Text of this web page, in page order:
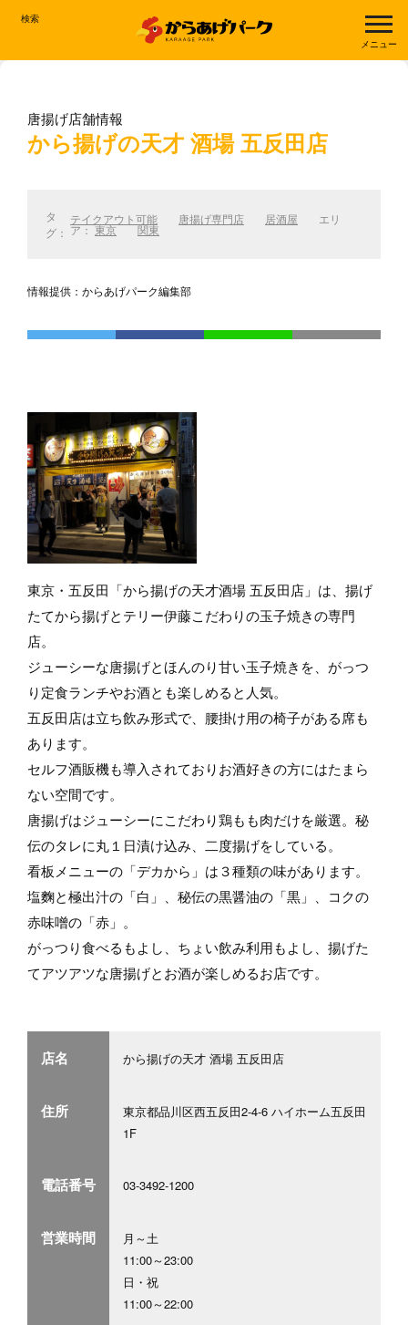
検索
メニュー
唐揚げ店舗情報
から揚げの天才 酒場 五反田店
タ
グ：
テイクアウト可能 唐揚げ専門店 居酒屋 エリ
ア：東京 関東
情報提供：からあげパーク編集部
東京・五反田「から揚げの天才酒場 五反田店」は、揚げ
たてから揚げとテリー伊藤こだわりの玉子焼きの専門
店。
ジューシーな唐揚げとほんのり甘い玉子焼きを、がっつ
り定食ランチやお酒とも楽しめると人気。
五反田店は立ち飲み形式で、腰掛け用の椅子がある席も
あります。
セルフ酒販機も導入されておりお酒好きの方にはたまら
ない空間です。
唐揚げはジューシーにこだわり鶏もも肉だけを厳選。秘
伝のタレに丸１日漬け込み、二度揚げをしている。
看板メニューの「デカから」は３種類の味があります。
塩麴と極出汁の「白」、秘伝の黒醤油の「黒」、コクの
赤味噌の「赤」。
がっつり食べるもよし、ちょい飲み利用もよし、揚げた
てアツアツな唐揚げとお酒が楽しめるお店です。
店名 から揚げの天才 酒場 五反田店
住所
東京都品川区西五反田2-4-6 ハイホーム五反田
1F
電話番号 03-3492-1200
営業時間
月～土
11:00～23:00
日・祝
11:00～22:00